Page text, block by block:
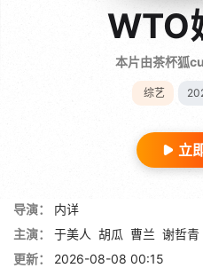
WTO
本片由茶杯狐
综艺
立
导演：
内详
主演：
于美人 胡瓜 曹兰 谢哲青
更新：
2026-08-08 00:15